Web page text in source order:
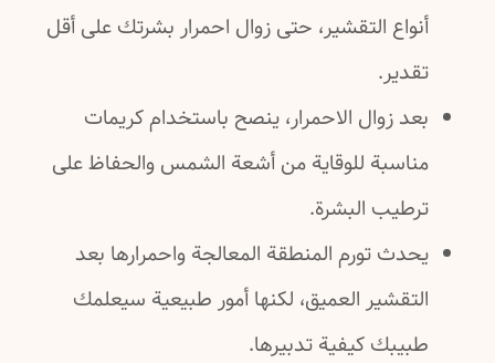
أنواع التقشير، حتى زوال احمرار بشرتك على أقل
تقدير.
بعد زوال الاحمرار، ينصح باستخدام كريمات
مناسبة للوقاية من أشعة الشمس والحفاظ على
ترطيب البشرة.
يحدث تورم المنطقة المعالجة واحمرارها بعد
التقشير العميق، لكنها أمور طبيعية سيعلمك
طبيبك كيفية تدبيرها.